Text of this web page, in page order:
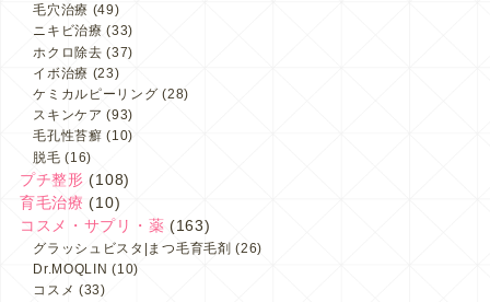
毛穴治療 (49)
ニキビ治療 (33)
ホクロ除去 (37)
イボ治療 (23)
ケミカルピーリング (28)
スキンケア (93)
毛孔性苔癬 (10)
脱毛 (16)
プチ整形 (108)
育毛治療 (10)
コスメ・サプリ・薬 (163)
グラッシュビスタ|まつ毛育毛剤 (26)
Dr.MOQLIN (10)
コスメ (33)